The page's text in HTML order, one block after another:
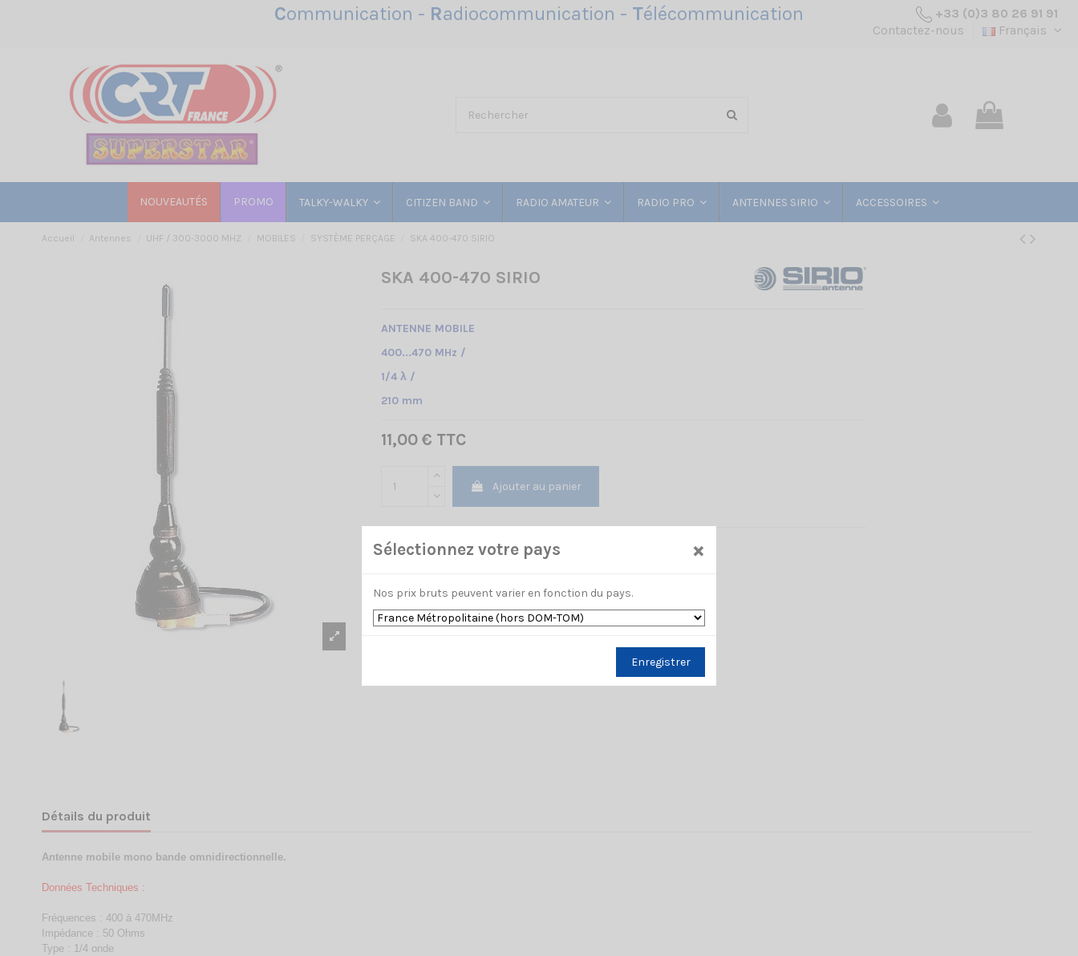
Communication - Radiocommunication - Télécommunication
+33 (0)3 80 26 91 91
Contactez-nous
Français
NOUVEAUTÉS PROMO TALKY-WALKY CITIZEN BAND RADIO AMATEUR RADIO PRO ANTENNES SIRIO ACCESSOIRES
Accueil Antennes UHF / 300-3000 MHZ MOBILES SYSTÈME PERÇAGE SKA 400-470 SIRIO
SKA 400-470 SIRIO
ANTENNE MOBILE
400...470 MHz /
1/4 λ /
210 mm
11,00 € TTC
Ajouter au panier
Détails du produit
Antenne mobile mono bande omnidirectionnelle.
Données Techniques :
Fréquences : 400 à 470MHz
Impédance : 50 Ohms
Type : 1/4 onde
Sélectionnez votre pays ×
Nos prix bruts peuvent varier en fonction du pays.
Enregistrer